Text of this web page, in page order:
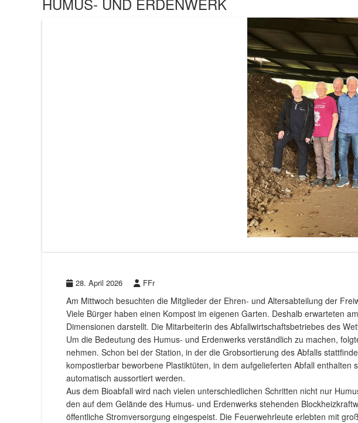
28. April 2026 FFr
Am Mittwoch besuchten die Mitglieder der Ehren- und Altersabteilung der
Viele Bürger haben einen Kompost im eigenen Garten. Deshalb erwarteten
Dimensionen darstellt. Die Mitarbeiterin des Abfallwirtschaftsbetriebes des
Um die Bedeutung des Humus- und Erdenwerks verständlich zu machen,
nehmen. Schon bei der Station, in der die Grobsortierung des Abfalls
kompostierbar beworbene Plastiktüten, in dem aufgelieferten Abfall
automatisch aussortiert werden.
Aus dem Bioabfall wird nach vielen unterschiedlichen Schritten nicht nur
den auf dem Gelände des Humus- und Erdenwerks stehenden
öffentliche Stromversorgung eingespeist. Die Feuerwehrleute erlebten mit